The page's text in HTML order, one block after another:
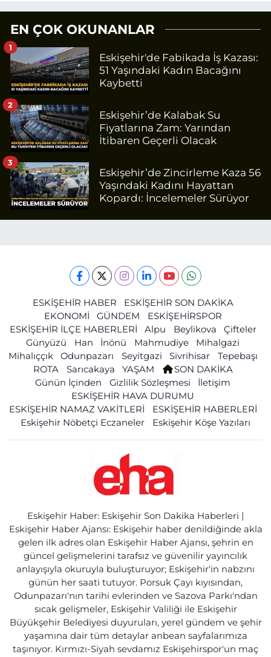
EN ÇOK OKUNANLAR
Eskişehir'de Fabikada İş Kazası:
51 Yaşındaki Kadın Bacağını
Kaybetti
1
Eskişehir’de Kalabak Su
Fiyatlarına Zam: Yarından
İtibaren Geçerli Olacak
2
Eskişehir’de Zincirleme Kaza 56
Yaşındaki Kadını Hayattan
Kopardı: İncelemeler Sürüyor
3
ESKİŞEHİR HABER
ESKİŞEHİR SON DAKİKA
EKONOMİ
GÜNDEM
ESKİŞEHİRSPOR
ESKİŞEHİR İLÇE HABERLERİ
Alpu Beylikova
Çifteler
Günyüzü
Han İnönü Mahmudiye
Mihalgazi
Mihalıççık
Odunpazarı Seyitgazi Sivrihisar
Tepebaşı
ROTA
Sarıcakaya YAŞAM
SON DAKİKA
Günün İçinden
Gizlilik Sözleşmesi
İletişim
ESKİŞEHİR HAVA DURUMU
ESKİŞEHİR NAMAZ VAKİTLERİ
ESKİŞEHİR HABERLERİ
Eskişehir Nöbetçi Eczaneler
Eskişehir Köşe Yazıları
Eskişehir Haber: Eskişehir Son Dakika Haberleri |
Eskişehir Haber Ajansı: Eskişehir haber denildiğinde akla
gelen ilk adres olan Eskişehir Haber Ajansı, şehrin en
güncel gelişmelerini tarafsız ve güvenilir yayıncılık
anlayışıyla okuruyla buluşturuyor; Eskişehir'in nabzını
günün her saati tutuyor. Porsuk Çayı kıyısından,
Odunpazarı'nın tarihi evlerinden ve Sazova Parkı'ndan
sıcak gelişmeler, Eskişehir Valiliği ile Eskişehir
Büyükşehir Belediyesi duyuruları, yerel gündem ve şehir
yaşamına dair tüm detaylar anbean sayfalarımıza
taşınıyor. Kırmızı-Siyah sevdamız Eskişehirspor'un maç